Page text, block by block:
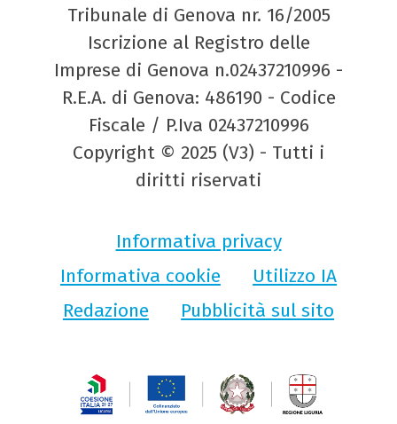
Tribunale di Genova nr. 16/2005
Iscrizione al Registro delle
Imprese di Genova n.02437210996 -
R.E.A. di Genova: 486190 - Codice
Fiscale / P.Iva 02437210996
Copyright © 2025 (V3) - Tutti i
diritti riservati
Informativa privacy
Informativa cookie
Utilizzo IA
Redazione
Pubblicità sul sito